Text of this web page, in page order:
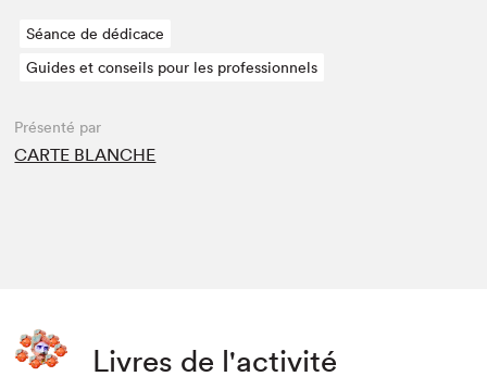
Séance de dédicace
Guides et conseils pour les professionnels
Présenté par
CARTE BLANCHE
Livres de l'activité